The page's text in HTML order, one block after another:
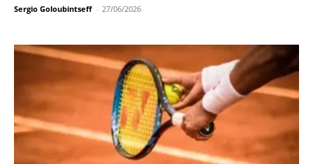
Sergio Goloubintseff - 27/06/2026